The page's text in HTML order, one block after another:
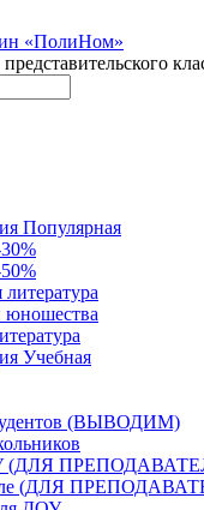
Популярная
юношества
Учебная
(ВЫВОДИМ)
(ДЛЯ
(ДЛЯ